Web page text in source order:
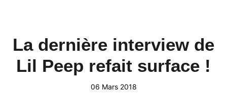
La dernière interview de
Lil Peep refait surface !
06 Mars 2018